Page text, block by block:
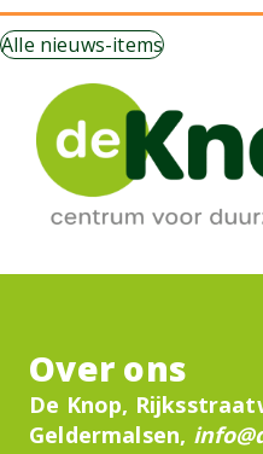
Alle nieuws-items
Over ons
De Knop,
Geldermalsen,